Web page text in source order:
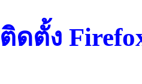
ดตั้ง